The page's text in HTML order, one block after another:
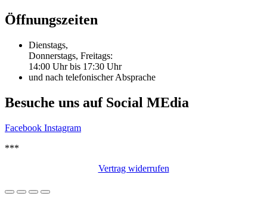
Öffnungszeiten
Dienstags,
Donnerstags, Freitags:
14:00 Uhr bis 17:30 Uhr
und nach telefonischer Absprache
Besuche uns auf Social MEdia
Facebook Instagram
***
Vertrag widerrufen